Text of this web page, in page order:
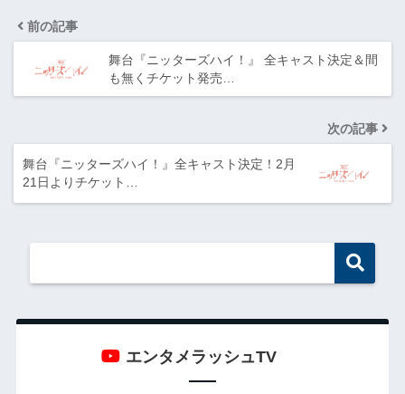
前の記事
舞台『ニッターズハイ！』 全キャスト決定＆間
も無くチケット発売…
次の記事
舞台『ニッターズハイ！』全キャスト決定！2月
21日よりチケット…
エンタメラッシュTV